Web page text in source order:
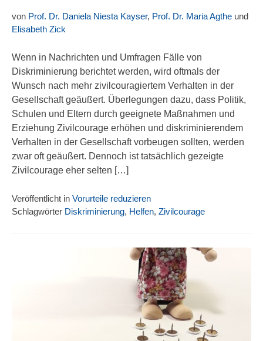
von Prof. Dr. Daniela Niesta Kayser, Prof. Dr. Maria Agthe und
Elisabeth Zick
Wenn in Nachrichten und Umfragen Fälle von
Diskriminierung berichtet werden, wird oftmals der
Wunsch nach mehr zivilcouragiertem Verhalten in der
Gesellschaft geäußert. Überlegungen dazu, dass Politik,
Schulen und Eltern durch geeignete Maßnahmen und
Erziehung Zivilcourage erhöhen und diskriminierendem
Verhalten in der Gesellschaft vorbeugen sollten, werden
zwar oft geäußert. Dennoch ist tatsächlich gezeigte
Zivilcourage eher selten […]
Veröffentlicht in Vorurteile reduzieren
Schlagwörter Diskriminierung, Helfen, Zivilcourage